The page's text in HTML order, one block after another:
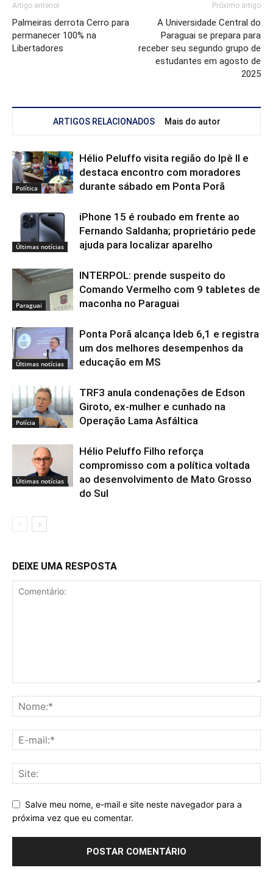
Artigo anterior
Palmeiras derrota Cerro para
permanecer 100% na
Libertadores
Próximo artigo
A Universidade Central do
Paraguai se prepara para
receber seu segundo grupo de
estudantes em agosto de
2025
ARTIGOS RELACIONADOS Mais do autor
Política
Hélio Peluffo visita região do Ipê II e
destaca encontro com moradores
durante sábado em Ponta Porã
Últimas notícias
iPhone 15 é roubado em frente ao
Fernando Saldanha; proprietário pede
ajuda para localizar aparelho
Paraguai
INTERPOL: prende suspeito do
Comando Vermelho com 9 tabletes de
maconha no Paraguai
Últimas notícias
Ponta Porã alcança Ideb 6,1 e registra
um dos melhores desempenhos da
educação em MS
Polícia
TRF3 anula condenações de Edson
Giroto, ex-mulher e cunhado na
Operação Lama Asfáltica
Últimas notícias
Hélio Peluffo Filho reforça
compromisso com a política voltada
ao desenvolvimento de Mato Grosso
do Sul
DEIXE UMA RESPOSTA
Salve meu nome, e-mail e site neste navegador para a
próxima vez que eu comentar.